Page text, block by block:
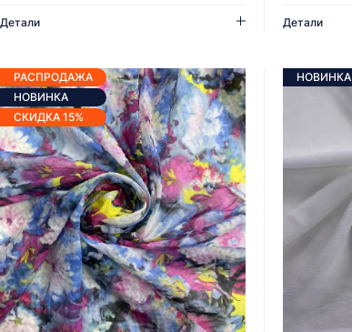
Детали Детали
РАСПРОДАЖА
НОВИНКА
СКИДКА 15%
НОВИНКА